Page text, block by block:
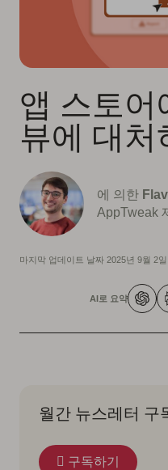
앱 스토어
뷰에 대처
에 의한
AppTweak
마지막 업데이트 날짜 2025년 9월 2일
AI로 요약
월간 뉴스레터 구
구독하기